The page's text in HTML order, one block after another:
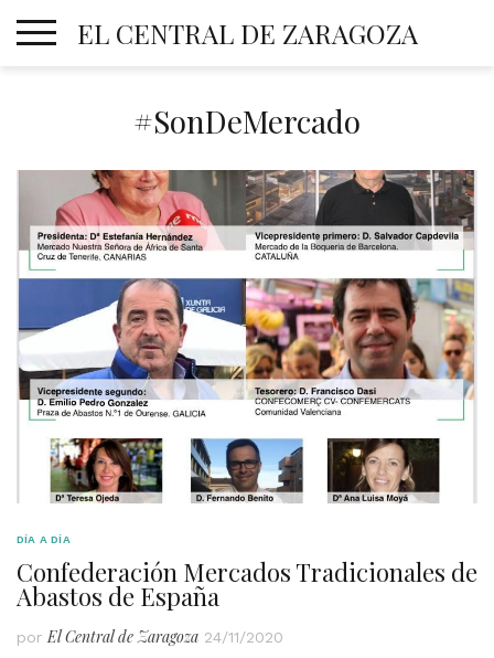
EL CENTRAL DE ZARAGOZA
#SonDeMercado
DÍA A DÍA
Confederación Mercados Tradicionales de
Abastos de España
por El Central de Zaragoza 24/11/2020